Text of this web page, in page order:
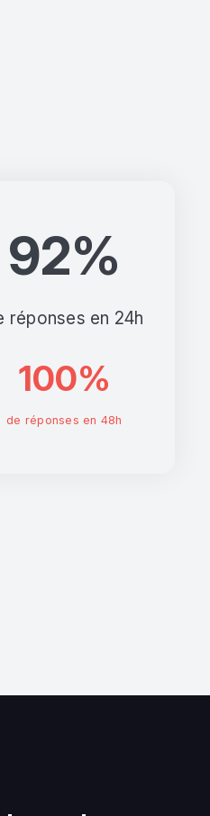
92%
réponses en 24h
100%
de réponses en 48h